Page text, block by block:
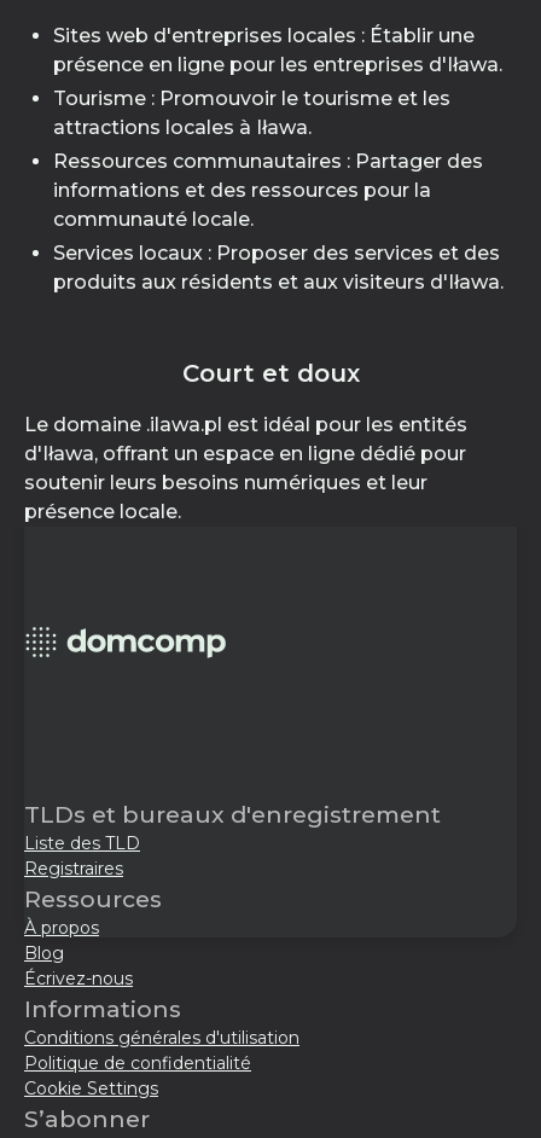
Sites web d'entreprises locales : Établir une
présence en ligne pour les entreprises d'Iława.
Tourisme : Promouvoir le tourisme et les
attractions locales à Iława.
Ressources communautaires : Partager des
informations et des ressources pour la
communauté locale.
Services locaux : Proposer des services et des
produits aux résidents et aux visiteurs d'Iława.
Court et doux
Le domaine .ilawa.pl est idéal pour les entités
d'Iława, offrant un espace en ligne dédié pour
soutenir leurs besoins numériques et leur
présence locale.
TLDs et bureaux d'enregistrement
Liste des TLD
Registraires
Ressources
À propos
Blog
Écrivez-nous
Informations
Conditions générales d'utilisation
Politique de confidentialité
Cookie Settings
S’abonner